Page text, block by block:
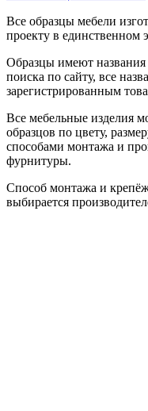
Все образцы мебели
проекту в единственном
Образцы имеют названия
поиска по сайту, все
зарегистрированным
Все мебельные изделия
образцов по цвету,
способами монтажа и
фурнитуры.
Способ монтажа и
выбирается